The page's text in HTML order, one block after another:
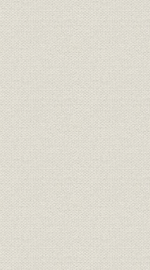
広告宣伝
経営者;役員
保険;規則
従業員
営業;関係会社
営業;関係会社
価格;業界